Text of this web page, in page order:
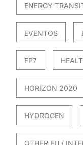
ENERGY
EVENTOS
FP7
HORIZON 2020
HYDROGEN
OTHER EU /